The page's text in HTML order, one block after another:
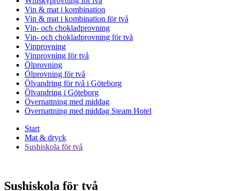
Vin & mat i kombination
Vin & mat i kombination för två
Vin- och chokladprovning
Vin- och chokladprovning för två
Vinprovning
Vinprovning för två
Ölprovning
Ölprovning för två
Ölvandring för två i Göteborg
Ölvandring i Göteborg
Övernattning med middag
Övernattning med middag Steam Hotel
Start
Mat & dryck
Sushiskola för två
Sushiskola för två